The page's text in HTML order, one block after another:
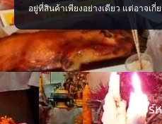
อยู่ที่สินค้าเพียงอย่างเดียว แต่อาจเกี่
ร้าน หรือการจัดวางที่ยังไม่ส่งเสริมก
ปรับฮวงจุ้ย เสริมจุดรับทรัพย์ และจั
ได้ตรงจุด การค้าขายก
แชร์